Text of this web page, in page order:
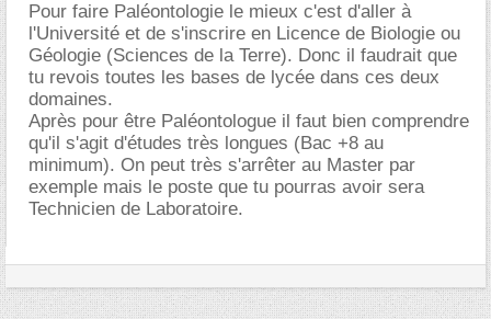
Pour faire Paléontologie le mieux c'est d'aller à
l'Université et de s'inscrire en Licence de Biologie ou
Géologie (Sciences de la Terre). Donc il faudrait que
tu revois toutes les bases de lycée dans ces deux
domaines.
Après pour être Paléontologue il faut bien comprendre
qu'il s'agit d'études très longues (Bac +8 au
minimum). On peut très s'arrêter au Master par
exemple mais le poste que tu pourras avoir sera
Technicien de Laboratoire.